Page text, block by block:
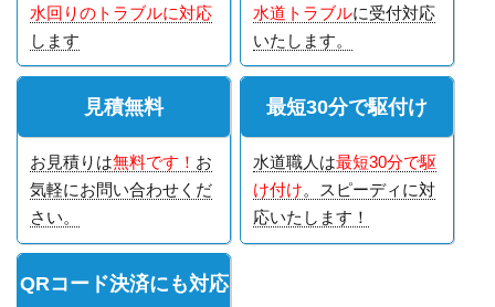
水回りのトラブルに対応
します
水道トラブルに受付対応
いたします。
見積無料
お見積りは無料です！ お
気軽にお問い合わせくだ
さい。
最短30分で駆付け
水道職人は最短30分で駆
け付け。スピーディに対
応いたします！
QRコード決済にも対応